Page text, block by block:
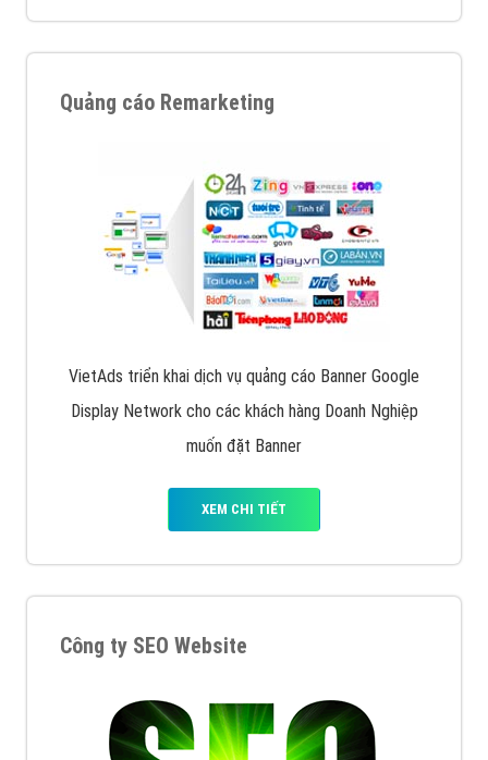
Quảng cáo Remarketing
VietAds triển khai dịch vụ quảng cáo Banner Google
Display Network cho các khách hàng Doanh Nghiệp
muốn đặt Banner
XEM CHI TIẾT
Công ty SEO Website